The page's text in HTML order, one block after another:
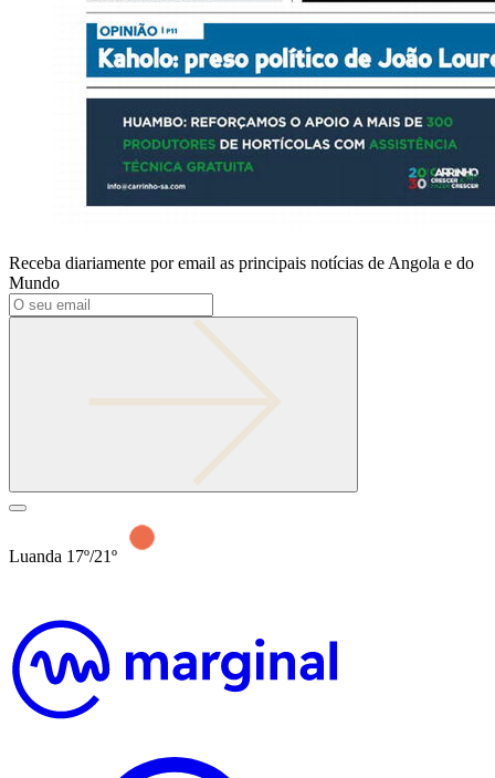
Receba diariamente por email as principais notícias de Angola e do
Mundo
Luanda 17º/21º